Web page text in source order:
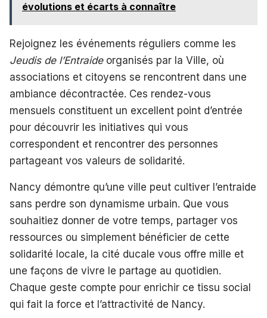
évolutions et écarts à connaître
Rejoignez les événements réguliers comme les
Jeudis de l’Entraideorganisés par la Ville, où
associations et citoyens se rencontrent dans une
ambiance décontractée. Ces rendez-vous
mensuels constituent un excellent point d’entrée
pour découvrir les initiatives qui vous
correspondent et rencontrer des personnes
partageant vos valeurs de solidarité.
Nancy démontre qu’une ville peut cultiver l’entraide
sans perdre son dynamisme urbain. Que vous
souhaitiez donner de votre temps, partager vos
ressources ou simplement bénéficier de cette
solidarité locale, la cité ducale vous offre mille et
une façons de vivre le partage au quotidien.
Chaque geste compte pour enrichir ce tissu social
qui fait la force et l’attractivité de Nancy.